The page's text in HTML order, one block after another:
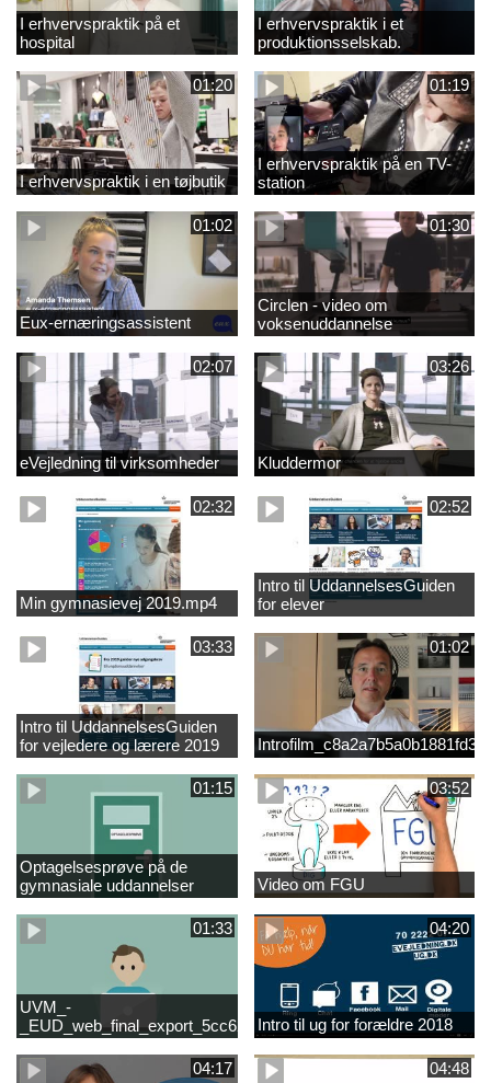
I erhvervspraktik på et
hospital
I erhvervspraktik i et
produktionsselskab.
01:20
I erhvervspraktik i en tøjbutik
01:19
I erhvervspraktik på en TV-
station
01:02
Eux-ernæringsassistent
01:30
Circlen - video om
voksenuddannelse
02:07
eVejledning til virksomheder
03:26
Kluddermor
02:32
Min gymnasievej 2019.mp4
02:52
Intro til UddannelsesGuiden
for elever
03:33
Intro til UddannelsesGuiden
for vejledere og lærere 2019
01:02
01:15
Optagelsesprøve på de
gymnasiale uddannelser
03:52
Video om FGU
01:33
UVM_-
04:20
Intro til ug for forældre 2018
04:17 04:48